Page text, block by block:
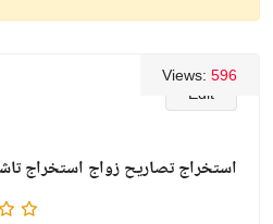
Edit
Views: 596
استخراج تصاريح زواج استخراج